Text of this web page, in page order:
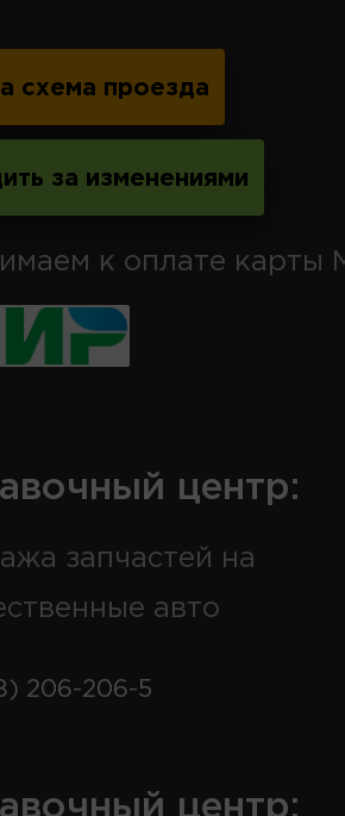
схема проезда
за изменениями
к оплате карты
центр:
запчастей на
авто
206-206-5
центр: